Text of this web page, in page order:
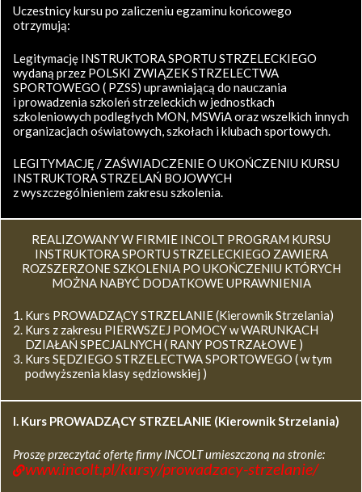
Uczestnicy kursu po zaliczeniu egzaminu końcowego
otrzymują:
Legitymację INSTRUKTORA SPORTU STRZELECKIEGO
wydaną przez POLSKI ZWIĄZEK STRZELECTWA
SPORTOWEGO ( PZSS) uprawniającą do nauczania
i prowadzenia szkoleń strzeleckich w jednostkach
szkoleniowych podległych MON, MSWiA oraz wszelkich innych
organizacjach oświatowych, szkołach i klubach sportowych.
LEGITYMACJĘ / ZAŚWIADCZENIE O UKOŃCZENIU KURSU
INSTRUKTORA STRZELAŃ BOJOWYCH
z wyszczególnieniem zakresu szkolenia.
REALIZOWANY W FIRMIE INCOLT PROGRAM KURSU
INSTRUKTORA SPORTU STRZELECKIEGO ZAWIERA
ROZSZERZONE SZKOLENIA PO UKOŃCZENIU KTÓRYCH
MOŻNA NABYĆ DODATKOWE UPRAWNIENIA
Kurs PROWADZĄCY STRZELANIE (Kierownik Strzelania)
Kurs z zakresu PIERWSZEJ POMOCY w WARUNKACH
DZIAŁAŃ SPECJALNYCH ( RANY POSTRZAŁOWE )
Kurs SĘDZIEGO STRZELECTWA SPORTOWEGO ( w tym
podwyższenia klasy sędziowskiej )
I. Kurs PROWADZĄCY STRZELANIE (Kierownik Strzelania)
Proszę przeczytać ofertę firmy INCOLT umieszczoną na stronie:
www.incolt.pl/kursy/prowadzacy-strzelanie/